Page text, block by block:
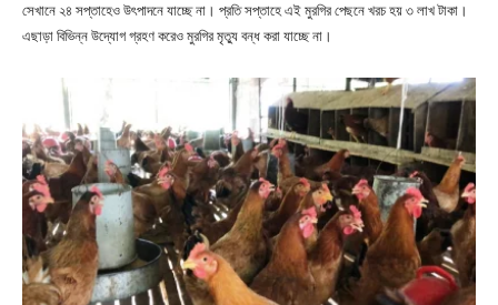
সেখানে ২৪ সপ্তাহেও উৎপাদনে যাচ্ছে না। প্রতি সপ্তাহে এই মুরগির পেছনে খরচ হয় ৩ লাখ টাকা।
এছাড়া বিভিন্ন উদ্যোগ গ্রহণ করেও মুরগির মৃত্যু বন্ধ করা যাচ্ছে না।